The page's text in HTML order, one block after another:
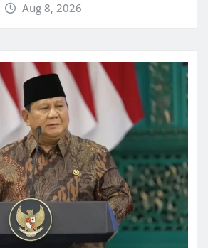
Aug 8, 2026